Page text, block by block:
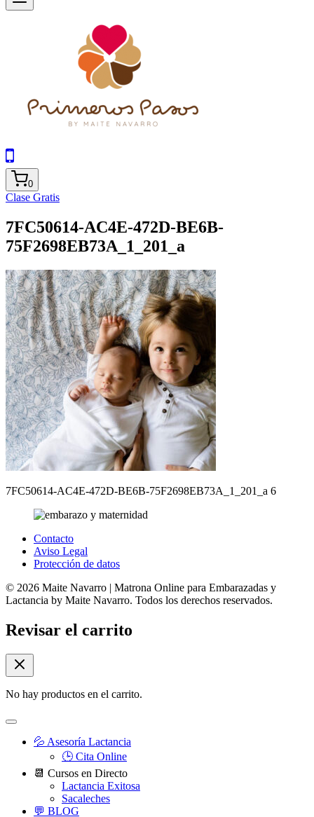
0
Clase Gratis
7FC50614-AC4E-472D-BE6B-
75F2698EB73A_1_201_a
7FC50614-AC4E-472D-BE6B-75F2698EB73A_1_201_a 6
Contacto
Aviso Legal
Protección de datos
© 2026 Maite Navarro | Matrona Online para Embarazadas y
Lactancia by Maite Navarro. Todos los derechos reservados.
Revisar el carrito
No hay productos en el carrito.
💦 Asesoría Lactancia
🕒 Cita Online
📆 Cursos en Directo
Lactancia Exitosa
Sacaleches
💬 BLOG